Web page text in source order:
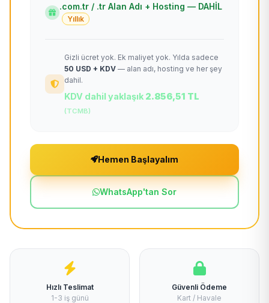
.com.tr / .tr Alan Adı + Hosting — DAHİL
Yıllık
Gizli ücret yok. Ek maliyet yok. Yılda sadece
50 USD + KDV — alan adı, hosting ve her şey
dahil.
KDV dahil yaklaşık 2.856,51 TL
(TCMB)
Hemen Başlayalım
WhatsApp'tan Sor
Hızlı Teslimat
1-3 iş günü
Güvenli Ödeme
Kart / Havale